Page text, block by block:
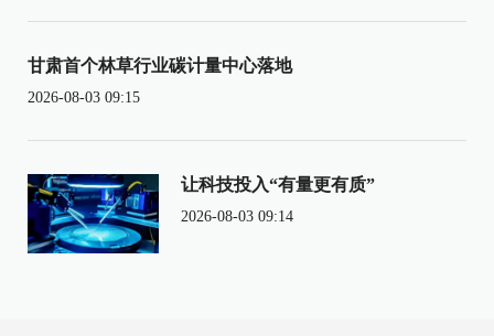
甘肃首个林草行业碳计量中心落地
2026-08-03 09:15
让科技投入“有量更有质”
2026-08-03 09:14